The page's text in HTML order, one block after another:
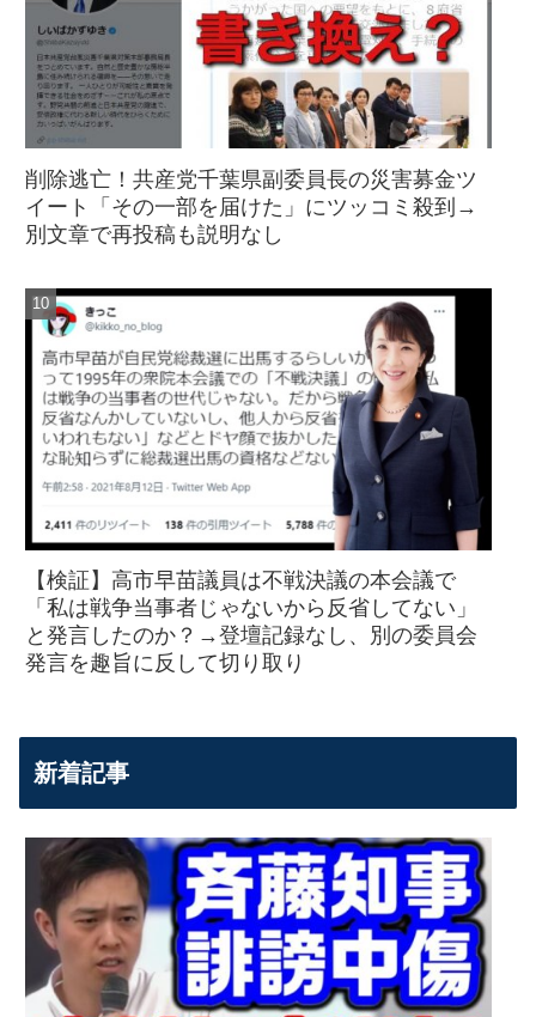
削除逃亡！共産党千葉県副委員長の災害募金ツ
イート「その一部を届けた」にツッコミ殺到→
別文章で再投稿も説明なし
【検証】高市早苗議員は不戦決議の本会議で
「私は戦争当事者じゃないから反省してない」
と発言したのか？→登壇記録なし、別の委員会
発言を趣旨に反して切り取り
新着記事